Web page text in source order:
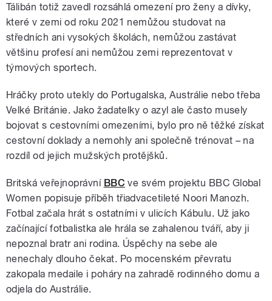
Tálibán totiž zavedl rozsáhlá omezení pro ženy a dívky,
které v zemi od roku 2021 nemůžou studovat na
středních ani vysokých školách, nemůžou zastávat
většinu profesí ani nemůžou zemi reprezentovat v
týmových sportech.
Hráčky proto utekly do Portugalska, Austrálie nebo třeba
Velké Británie. Jako žadatelky o azyl ale často musely
bojovat s cestovními omezeními, bylo pro ně těžké získat
cestovní doklady a nemohly ani společně trénovat – na
rozdíl od jejich mužských protějšků.
Britská veřejnoprávní BBC ve svém projektu BBC Global
Women popisuje příběh třiadvacetileté Noori Manozh.
Fotbal začala hrát s ostatními v ulicích Kábulu. Už jako
začínající fotbalistka ale hrála se zahalenou tváří, aby ji
nepoznal bratr ani rodina. Úspěchy na sebe ale
nenechaly dlouho čekat. Po mocenském převratu
zakopala medaile i poháry na zahradě rodinného domu a
odjela do Austrálie.